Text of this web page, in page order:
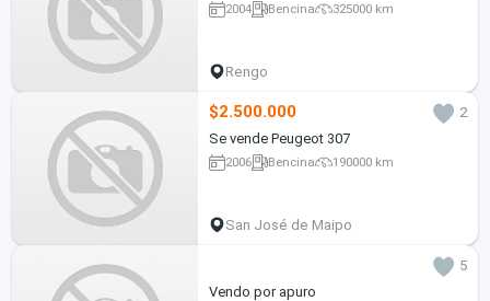
2004 Bencina 325000 km
Rengo
$2.500.000
2
Se vende Peugeot 307
2006 Bencina 190000 km
San José de Maipo
5
Vendo por apuro